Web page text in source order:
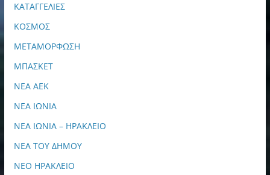
ΚΑΤΑΓΓΕΛΙΕΣ
ΚΟΣΜΟΣ
ΜΕΤΑΜΟΡΦΩΣΗ
ΜΠΑΣΚΕΤ
ΝΕΑ ΑΕΚ
ΝΕΑ ΙΩΝΙΑ
ΝΕΑ ΙΩΝΙΑ – ΗΡΑΚΛΕΙΟ
ΝΕΑ ΤΟΥ ΔΗΜΟΥ
ΝΕΟ ΗΡΑΚΛΕΙΟ